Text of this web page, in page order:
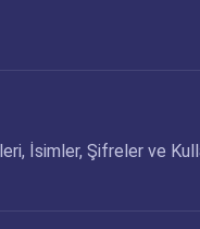
İsimler, Şifreler ve